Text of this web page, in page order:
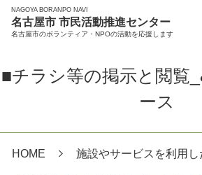
NAGOYA BORANPO NAVI
名古屋市 市民活動推進センター
名古屋市のボランティア・NPOの活動を応援します
■チラシ等の掲示と閲覧
ース
HOME 施設やサービスを利用し